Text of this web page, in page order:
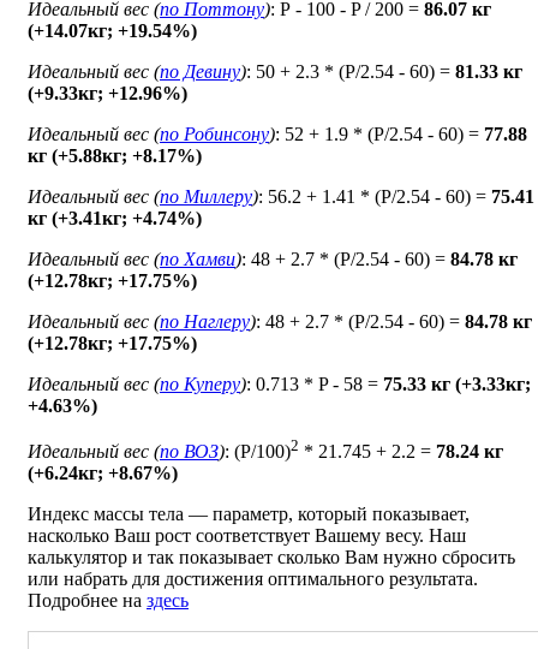
Идеальный вес (по Поттону): Р - 100 - P / 200 = 86.07 кг
(+14.07кг; +19.54%)
Идеальный вес (по Девину): 50 + 2.3 * (P/2.54 - 60) = 81.33 кг
(+9.33кг; +12.96%)
Идеальный вес (по Робинсону): 52 + 1.9 * (P/2.54 - 60) = 77.88
кг (+5.88кг; +8.17%)
Идеальный вес (по Миллеру): 56.2 + 1.41 * (P/2.54 - 60) = 75.41
кг (+3.41кг; +4.74%)
Идеальный вес (по Хамви): 48 + 2.7 * (P/2.54 - 60) = 84.78 кг
(+12.78кг; +17.75%)
Идеальный вес (по Наглеру): 48 + 2.7 * (P/2.54 - 60) = 84.78 кг
(+12.78кг; +17.75%)
Идеальный вес (по Куперу): 0.713 * P - 58 = 75.33 кг (+3.33кг;
+4.63%)
Идеальный вес (по ВОЗ): (P/100)2 * 21.745 + 2.2 = 78.24 кг
(+6.24кг; +8.67%)
Индекс массы тела — параметр, который показывает,
насколько Ваш рост соответствует Вашему весу. Наш
калькулятор и так показывает сколько Вам нужно сбросить
или набрать для достижения оптимального результата.
Подробнее на здесь